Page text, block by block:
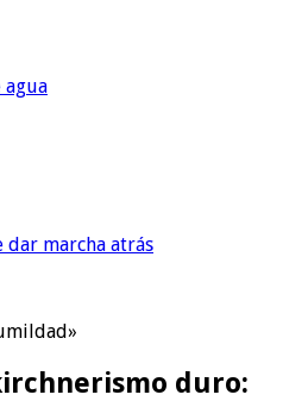
agua
marcha atrás
duro: